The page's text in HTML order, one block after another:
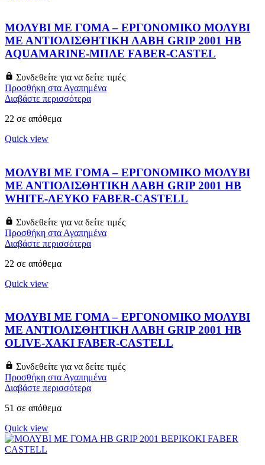
ΜΟΛΥΒΙ ΜΕ ΓΟΜΑ – ΕΡΓΟΝΟΜΙΚΟ ΜΟΛΥΒΙ
ΜΕ ΑΝΤΙΟΛΙΣΘΗΤΙΚΗ ΛΑΒΗ GRIP 2001 HB
AQUAMARINE-ΜΠΛΕ FABER-CASTEL
Συνδεθείτε για να δείτε τιμές
Προσθήκη στα Αγαπημένα
Διαβάστε περισσότερα
22 σε απόθεμα
Quick view
ΜΟΛΥΒΙ ΜΕ ΓΟΜΑ – ΕΡΓΟΝΟΜΙΚΟ ΜΟΛΥΒΙ
ΜΕ ΑΝΤΙΟΛΙΣΘΗΤΙΚΗ ΛΑΒΗ GRIP 2001 HB
WHITE-ΛΕΥΚΟ FABER-CASTELL
Συνδεθείτε για να δείτε τιμές
Προσθήκη στα Αγαπημένα
Διαβάστε περισσότερα
22 σε απόθεμα
Quick view
ΜΟΛΥΒΙ ΜΕ ΓΟΜΑ – ΕΡΓΟΝΟΜΙΚΟ ΜΟΛΥΒΙ
ΜΕ ΑΝΤΙΟΛΙΣΘΗΤΙΚΗ ΛΑΒΗ GRIP 2001 HB
OLIVE-ΧΑΚΙ FABER-CASTELL
Συνδεθείτε για να δείτε τιμές
Προσθήκη στα Αγαπημένα
Διαβάστε περισσότερα
51 σε απόθεμα
Quick view